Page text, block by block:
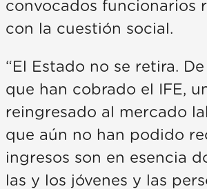
convocados funcionarios
con la cuestión social.
“El Estado no se retira.
que han cobrado el IFE,
reingresado al mercado
que aún no han podido
ingresos son en esencia
las y los jóvenes y las